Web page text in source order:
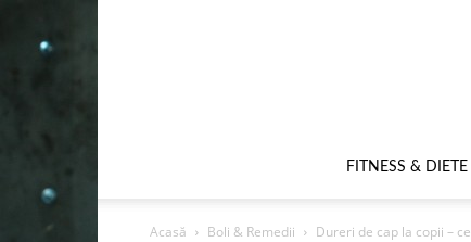
FITNESS & DIETE
Acasă Boli & Remedii Dureri de cap la copii –